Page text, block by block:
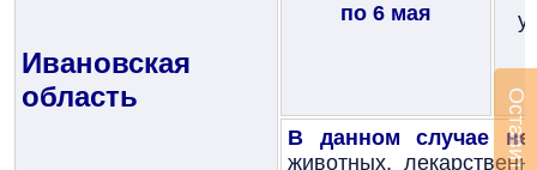
Ивановская
область
по 6 мая
В данном случае не
животных,